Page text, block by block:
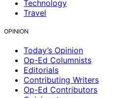
Technology
Travel
OPINION
Today’s Opinion
Op-Ed Columnists
Editorials
Contributing Writers
Op-Ed Contributors